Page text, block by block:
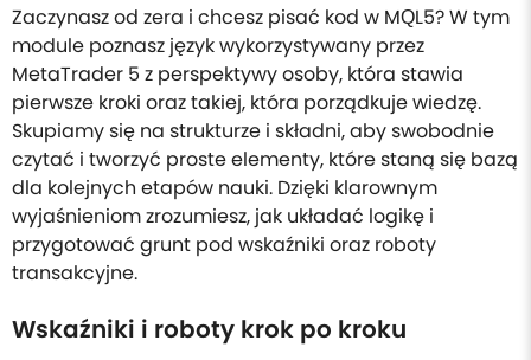
Zaczynasz od zera i chcesz pisać kod w MQL5? W tym
module poznasz język wykorzystywany przez
MetaTrader 5 z perspektywy osoby, która stawia
pierwsze kroki oraz takiej, która porządkuje wiedzę.
Skupiamy się na strukturze i składni, aby swobodnie
czytać i tworzyć proste elementy, które staną się bazą
dla kolejnych etapów nauki. Dzięki klarownym
wyjaśnieniom zrozumiesz, jak układać logikę i
przygotować grunt pod wskaźniki oraz roboty
transakcyjne.
Wskaźniki i roboty krok po kroku